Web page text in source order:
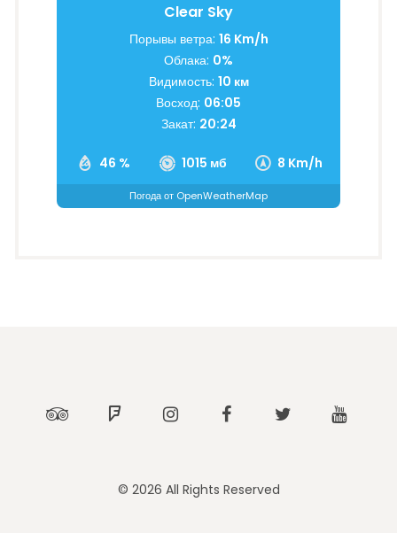
Clear Sky
46 % 1015 мб 8 Km/h
Порывы ветра: 16 Km/h
Облака: 0%
Видимость: 10 км
Восход: 06:05
Закат: 20:24
Погода от OpenWeatherMap
TripadvisorFoursquareInstagram Facebook Twitter
© 2026 All Rights Reserved